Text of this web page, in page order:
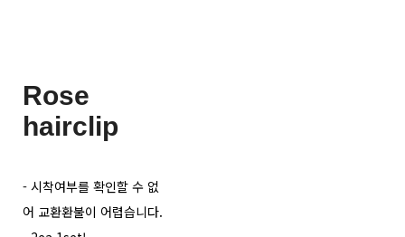
Rose
hairclip
- 시착여부를 확인할 수 없
어 교환환불이 어렵습니다.